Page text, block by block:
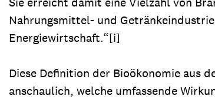
Nahrungsmittel- und
Energiewirtschaft.“[i]
Diese Definition der Bioökonomie aus
anschaulich, welche umfassende